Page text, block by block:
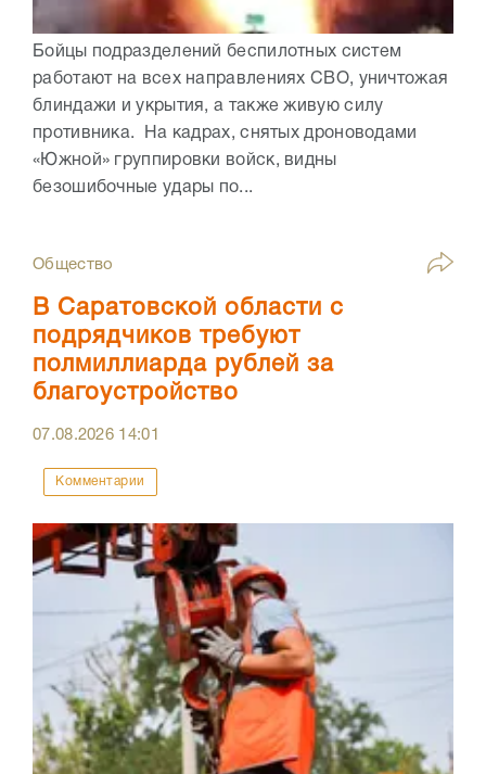
Бойцы подразделений беспилотных систем
работают на всех направлениях СВО, уничтожая
блиндажи и укрытия, а также живую силу
противника. На кадрах, снятых дроноводами
«Южной» группировки войск, видны
безошибочные удары по...
Общество
В Саратовской области с
подрядчиков требуют
полмиллиарда рублей за
благоустройство
07.08.2026 14:01
Комментарии